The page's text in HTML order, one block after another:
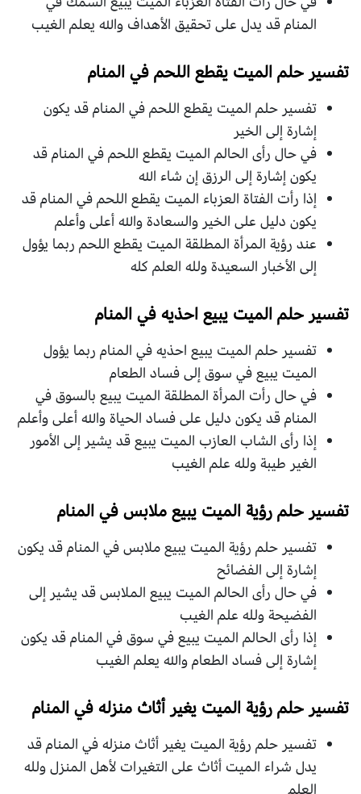
المنام قد يدل على تحقيق الأهداف والله يعلم الغيب
تفسير حلم الميت يقطع اللحم في المنام
تفسير حلم الميت يقطع اللحم في المنام قد يكون
إشارة إلى الخير
في حال رأى الحالم الميت يقطع اللحم في المنام قد
يكون إشارة إلى الرزق إن شاء الله
إذا رأت الفتاة العزباء الميت يقطع اللحم في المنام قد
يكون دليل على الخير والسعادة والله أعلى وأعلم
عند رؤية المرأة المطلقة الميت يقطع اللحم ربما يؤول
إلى الأخبار السعيدة ولله العلم كله
تفسير حلم الميت يبيع احذيه في المنام
تفسير حلم الميت يبيع احذيه في المنام ربما يؤول
الميت يبيع في سوق إلى فساد الطعام
في حال رأت المرأة المطلقة الميت يبيع بالسوق في
المنام قد يكون دليل على فساد الحياة والله أعلى وأعلم
إذا رأى الشاب العازب الميت يبيع قد يشير إلى الأمور
الغير طيبة ولله علم الغيب
تفسير حلم رؤية الميت يبيع ملابس في المنام
تفسير حلم رؤية الميت يبيع ملابس في المنام قد يكون
إشارة إلى الفضائح
في حال رأى الحالم الميت يبيع الملابس قد يشير إلى
الفضيحة ولله علم الغيب
إذا رأى الحالم الميت يبيع في سوق في المنام قد يكون
إشارة إلى فساد الطعام والله يعلم الغيب
تفسير حلم رؤية الميت يغير أثاث منزله في المنام
تفسير حلم رؤية الميت يغير أثاث منزله في المنام قد
يدل شراء الميت أثاث على التغيرات لأهل المنزل ولله
العلم